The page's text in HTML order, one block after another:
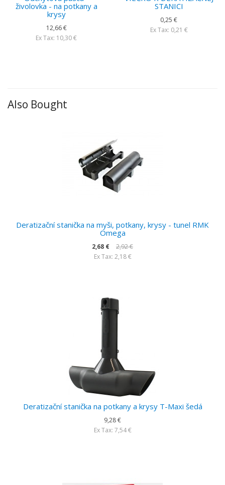
živolovka - na potkany a
krysy
12,66 €
Ex Tax: 10,30 €
STANICI
0,25 €
Ex Tax: 0,21 €
Also Bought
Deratizační stanička na myši, potkany, krysy - tunel RMK
Omega
2,68 €
2,92 €
Ex Tax: 2,18 €
Deratizační stanička na potkany a krysy T-Maxi šedá
9,28 €
Ex Tax: 7,54 €